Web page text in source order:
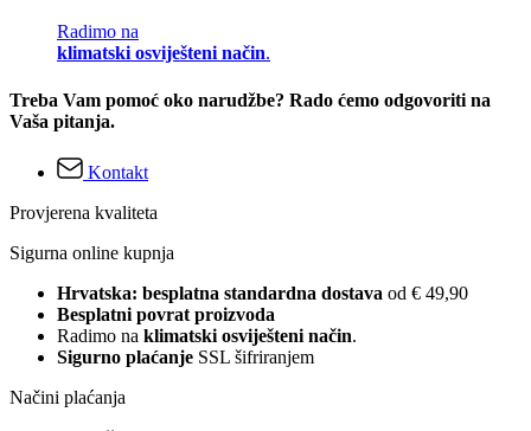
Radimo na
klimatski osviješteni način.
Treba Vam pomoć oko narudžbe? Rado ćemo odgovoriti na
Vaša pitanja.
Kontakt
Provjerena kvaliteta
Sigurna online kupnja
Hrvatska: besplatna standardna dostava od € 49,90
Besplatni povrat proizvoda
Radimo na klimatski osviješteni način.
Sigurno plaćanje SSL šifriranjem
Načini plaćanja